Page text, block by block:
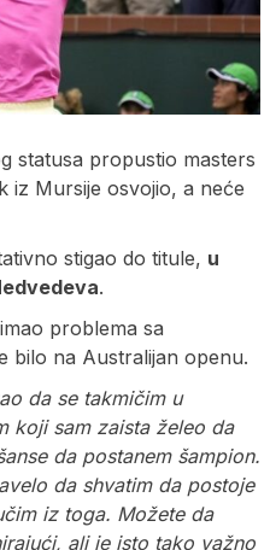
statusa propustio masters
iz Mursije osvojio, a neće
stigao do titule, u
.
problema sa
bilo na Australijan openu.
da se takmičim u
koji sam zaista želeo da
da postanem šampion.
da shvatim da postoje
iz toga. Možete da
ali je isto tako važno